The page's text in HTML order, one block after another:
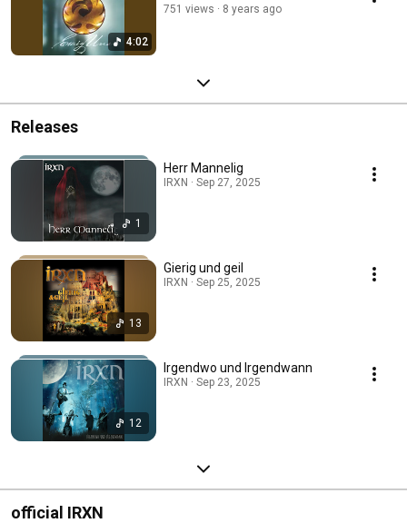
4:02
751 views
8 years ago
Releases
1
Herr Mannelig
IRXN · Sep 27, 2025
13
Gierig und geil
IRXN · Sep 25, 2025
12
Irgendwo und Irgendwann
IRXN · Sep 23, 2025
official IRXN